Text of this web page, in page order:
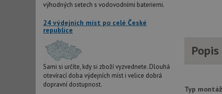
výhodných setech s vodovodními bateriemi.
24 výdejních míst po celé České
republice
Sami si určíte, kdy si zboží vyzvednete. Dlouhá
otevírací doba výdejních míst i velice dobrá
dopravní dostupnost.
Typ